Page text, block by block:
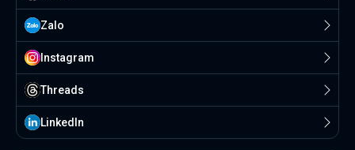
Zalo
Instagram
Threads
Linkedln